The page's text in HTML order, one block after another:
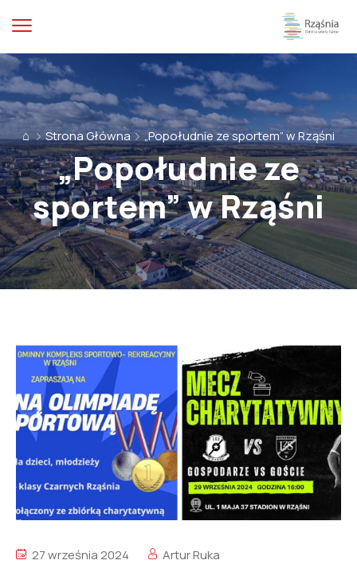
⌂ Strona Główna „Popołudnie ze sportem” w Rząśni
„Popołudnie ze
sportem” w Rząśni
27 września 2024
Artur Ruka